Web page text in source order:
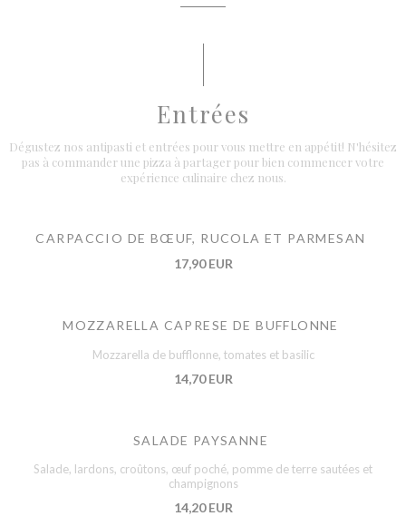
Entrées
Dégustez nos antipasti et entrées pour vous mettre en appétit! N'hésitez
pas à commander une pizza à partager pour bien commencer votre
expérience culinaire chez nous.
CARPACCIO DE BŒUF, RUCOLA ET PARMESAN
17,90 EUR
MOZZARELLA CAPRESE DE BUFFLONNE
Mozzarella de bufflonne, tomates et basilic
14,70 EUR
SALADE PAYSANNE
Salade, lardons, croûtons, œuf poché, pomme de terre sautées et
champignons
14,20 EUR